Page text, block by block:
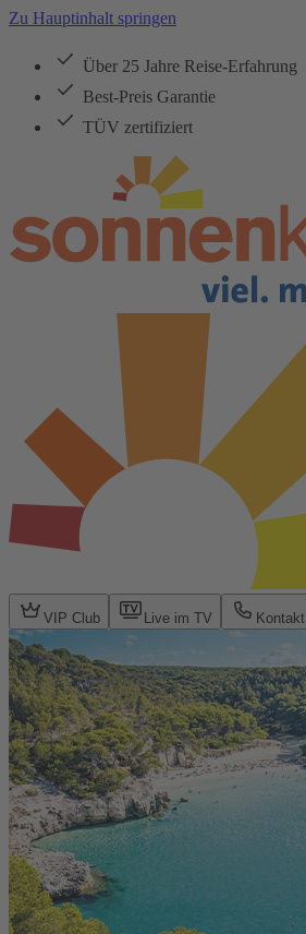
Zu Hauptinhalt springen
Über 25 Jahre Reise-Erfahrung
Best-Preis Garantie
TÜV zertifiziert
VIP Club Live im TV Kontakt